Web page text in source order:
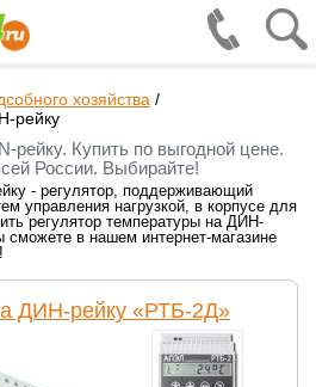
хозяйства /
рейку
рейку. Купить по выгодной цене.
России. Выбирайте!
- регулятор, поддерживающий
управления нагрузкой, в корпусе для
регулятор температуры на ДИН-
сможете в нашем интернет-магазине
ДИН-рейку «РТБ-2Д»